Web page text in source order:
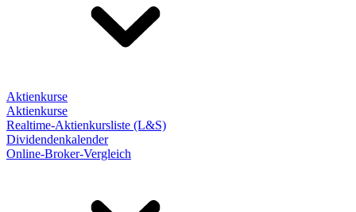
Aktienkurse
Aktienkurse
Realtime-Aktienkursliste (L&S)
Dividendenkalender
Online-Broker-Vergleich